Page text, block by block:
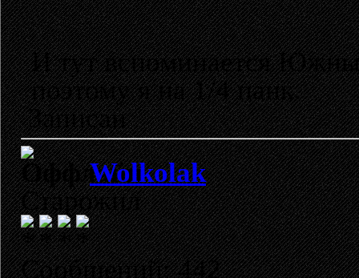
И тут вспоминается
поэтому я на 1/4 панк.
Записан
Wolkolak
Старожил
Сообщений: 442